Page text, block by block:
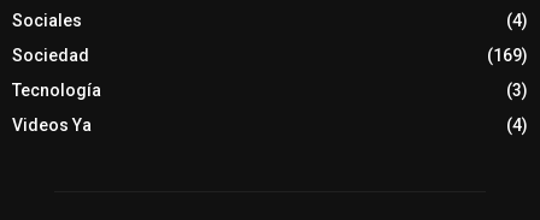
Sociales
(4)
Sociedad
(169)
Tecnología
(3)
Videos Ya
(4)